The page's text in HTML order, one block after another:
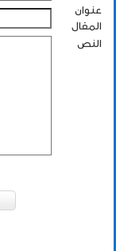
عنوان
المقال
النص